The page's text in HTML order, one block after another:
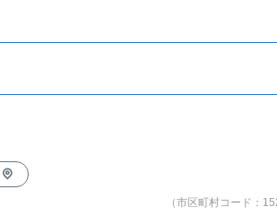
（市区町村コード：